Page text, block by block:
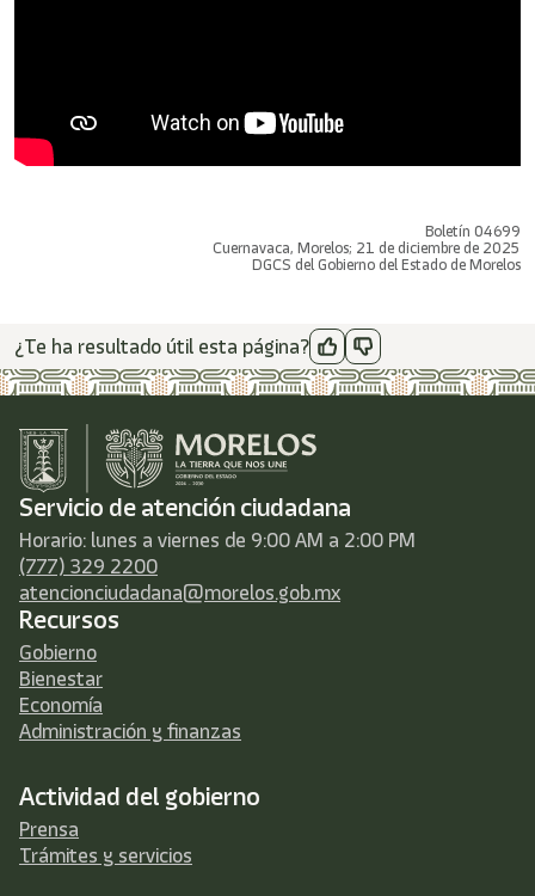
Boletín 04699
Cuernavaca, Morelos; 21 de diciembre de 2025
DGCS del Gobierno del Estado de Morelos
¿Te ha resultado útil esta página?
Servicio de atención ciudadana
Horario: lunes a viernes de 9:00 AM a 2:00 PM
(777) 329 2200
atencionciudadana@morelos.gob.mx
Recursos
Gobierno
Bienestar
Economía
Administración y finanzas
Actividad del gobierno
Prensa
Trámites y servicios